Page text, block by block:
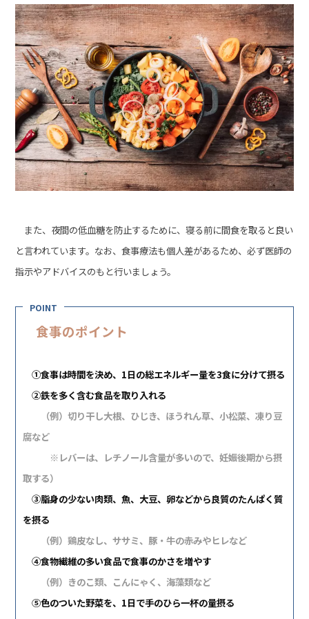
また、夜間の低血糖を防止するために、寝る前に間食を取ると良い
と言われています。なお、食事療法も個人差があるため、必ず医師の
指示やアドバイスのもと行いましょう。
食事のポイント
①食事は時間を決め、1日の総エネルギー量を3食に分けて摂る
②鉄を多く含む食品を取り入れる
（例）切り干し大根、ひじき、 ほうれん草、 小松菜、凍り豆
腐など
※レバーは、レチノール含量が多いので、妊娠後期から摂
取する）
③脂身の少ない肉類、魚、大豆、卵などから良質のたんぱく質
を摂る
（例）鶏皮なし、ササミ、豚・牛の赤みやヒレなど
④食物繊維の多い食品で食事のかさを増やす
（例） きのこ類、こんにゃく、海藻類など
⑤色のついた野菜を、1日で手のひら一杯の量摂る